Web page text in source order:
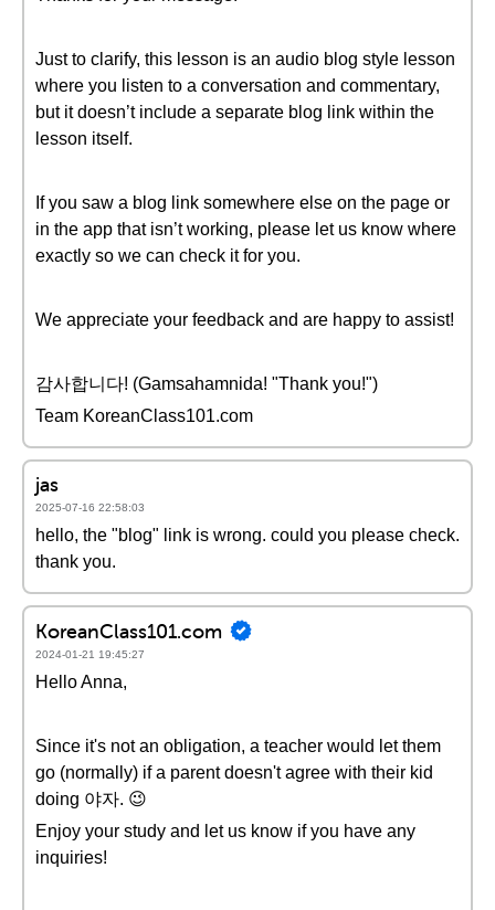
Just to clarify, this lesson is an audio blog style lesson
where you listen to a conversation and commentary,
but it doesn’t include a separate blog link within the
lesson itself.
If you saw a blog link somewhere else on the page or
in the app that isn’t working, please let us know where
exactly so we can check it for you.
We appreciate your feedback and are happy to assist!
감사합니다! (Gamsahamnida! "Thank you!")
Team KoreanClass101.com
jas
2025-07-16 22:58:03
hello, the "blog" link is wrong. could you please check.
thank you.
KoreanClass101.com
2024-01-21 19:45:27
Hello Anna,
Since it's not an obligation, a teacher would let them
go (normally) if a parent doesn't agree with their kid
doing 야자. 😉
Enjoy your study and let us know if you have any
inquiries!